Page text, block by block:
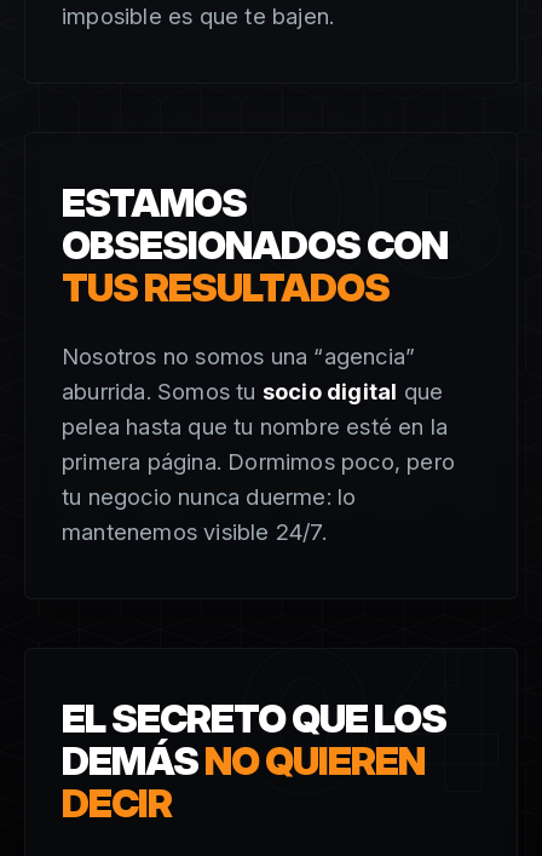
imposible es que te bajen.
03
ESTAMOS
OBSESIONADOS CON
TUS RESULTADOS
Nosotros no somos una “agencia”
aburrida. Somos tu socio digital que
pelea hasta que tu nombre esté en la
primera página. Dormimos poco, pero
tu negocio nunca duerme: lo
mantenemos visible 24/7.
04
EL SECRETO QUE LOS
DEMÁSNO QUIEREN
DECIR